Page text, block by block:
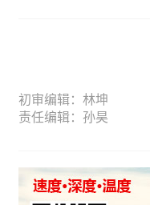
初审编辑：林坤
责任编辑：孙昊